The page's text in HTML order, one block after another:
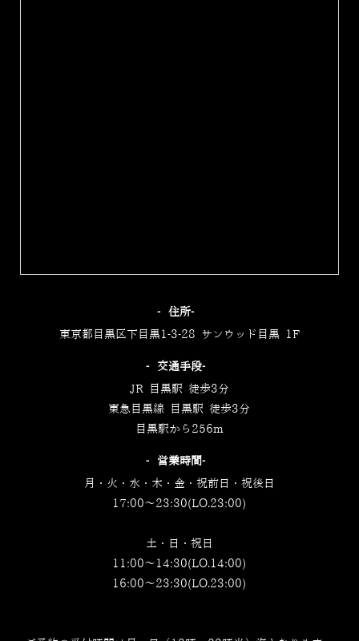
‐住所‐
東京都目黒区下目黒1-3-28 サンウッド目黒 1F
‐交通手段‐
JR 目黒駅 徒歩3分
東急目黒線 目黒駅 徒歩3分
目黒駅から256m
‐営業時間‐
月・火・水・木・金・祝前日・祝後日
17:00～23:30(LO.23:00)
土・日・祝日
11:00～14:30(LO.14:00)
16:00～23:30(LO.23:00)